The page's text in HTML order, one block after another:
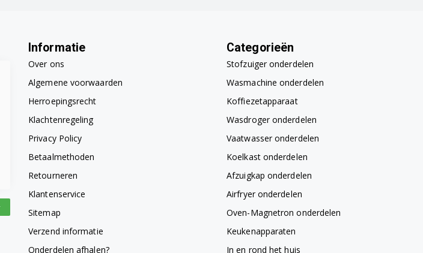
Informatie
Over ons
Algemene voorwaarden
Herroepingsrecht
Klachtenregeling
Privacy Policy
Betaalmethoden
Retourneren
Klantenservice
Sitemap
Verzend informatie
Onderdelen afhalen?
Categorieën
Stofzuiger onderdelen
Wasmachine onderdelen
Koffiezetapparaat
Wasdroger onderdelen
Vaatwasser onderdelen
Koelkast onderdelen
Afzuigkap onderdelen
Airfryer onderdelen
Oven-Magnetron onderdelen
Keukenapparaten
In en rond het huis